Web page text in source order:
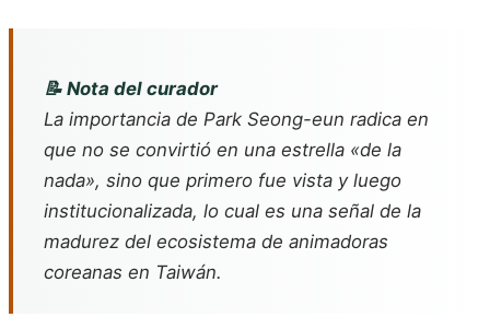
📝 Nota del curador
La importancia de Park Seong-eun radica en
que no se convirtió en una estrella «de la
nada», sino que primero fue vista y luego
institucionalizada, lo cual es una señal de la
madurez del ecosistema de animadoras
coreanas en Taiwán.